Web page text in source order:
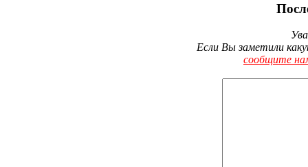
Если Вы заметили
сообщите